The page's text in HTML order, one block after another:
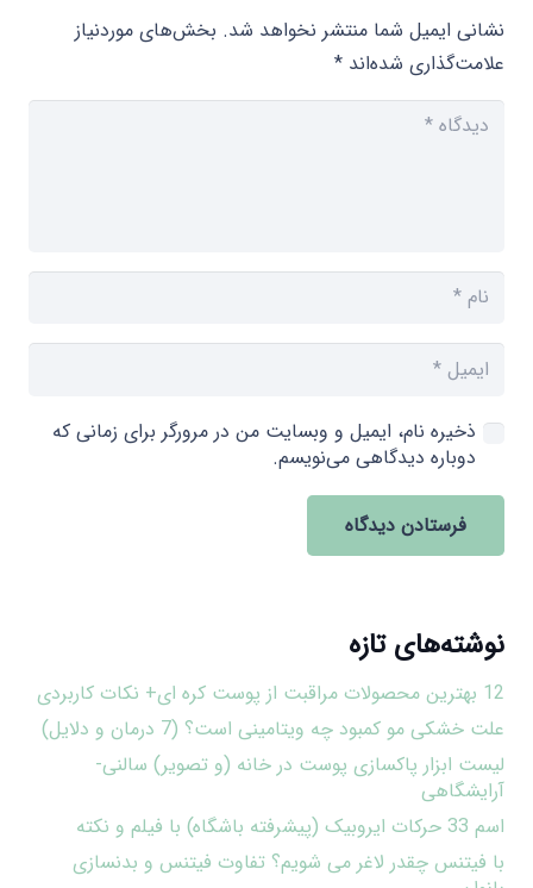
نشانی ایمیل شما منتشر نخواهد شد. بخش‌های موردنیاز
علامت‌گذاری شده‌اند *
ذخیره نام، ایمیل و وبسایت من در مرورگر برای زمانی که
دوباره دیدگاهی می‌نویسم.
فرستادن دیدگاه
نوشته‌های تازه
12 بهترین محصولات مراقبت از پوست کره ای+ نکات کاربردی
علت خشکی مو کمبود چه ویتامینی است؟ (7 درمان و دلایل)
لیست ابزار پاکسازی پوست در خانه (و تصویر) سالنی-
آرایشگاهی
اسم 33 حرکات ایروبیک (پیشرفته باشگاه) با فیلم و نکته
با فیتنس چقدر لاغر می شویم؟ تفاوت فیتنس و بدنسازی